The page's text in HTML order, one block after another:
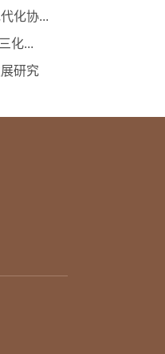
化协...
化...
研究